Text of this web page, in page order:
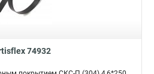
74932